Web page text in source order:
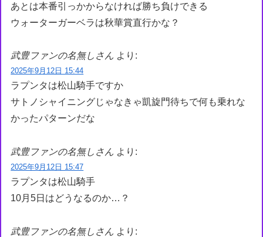
あとは本番引っかからなければ勝ち負けできる
ウォーターガーベラは秋華賞直行かな？
武豊ファンの名無しさん より:
2025年9月12日 15:44
ラプンタは松山騎手ですか
サトノシャイニングじゃなきゃ凱旋門待ちで何も乗れな
かったパターンだな
武豊ファンの名無しさん より:
2025年9月12日 15:47
ラプンタは松山騎手
10月5日はどうなるのか…？
武豊ファンの名無しさん より: